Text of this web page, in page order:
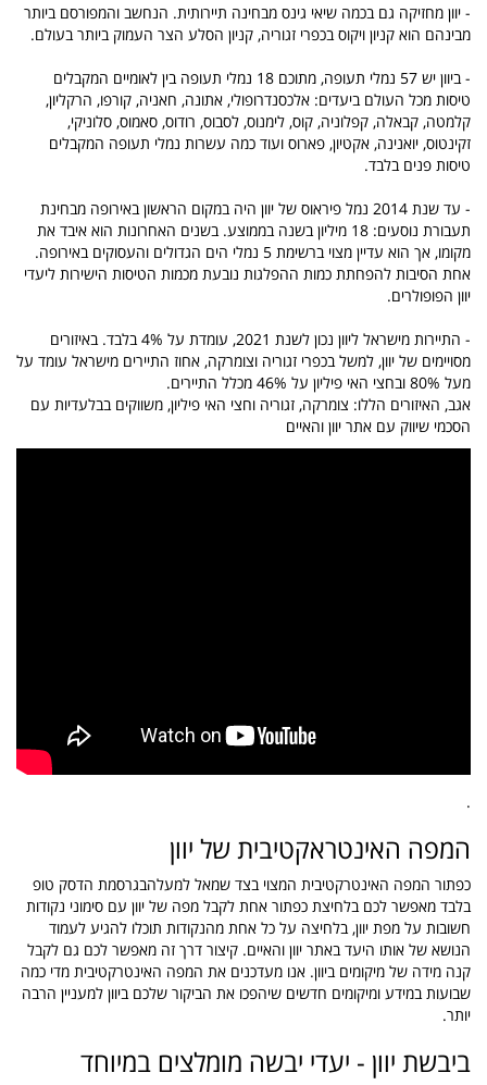
- יוון מחזיקה גם בכמה שיאי גינס מבחינה תיירותית. הנחשב והמפורסם ביותר
מבינהם הוא קניון ויקוס בכפרי זגוריה, קניון הסלע הצר העמוק ביותר בעולם.
- ביוון יש 57 נמלי תעופה, מתוכם 18 נמלי תעופה בין לאומיים המקבלים
טיסות מכל העולם ביעדים: אלכסנדרופולי, אתונה, חאניה, קורפו, הרקליון,
קלמטה, קבאלה, קפלוניה, קוס, לימנוס, לסבוס, רודוס, סאמוס, סלוניקי,
זקינטוס, יואנינה, אקטיון, פארוס ועוד כמה עשרות נמלי תעופה המקבלים
טיסות פנים בלבד.
- עד שנת 2014 נמל פיראוס של יוון היה במקום הראשון באירופה מבחינת
תעבורת נוסעים: 18 מיליון בשנה בממוצע. בשנים האחרונות הוא איבד את
מקומו, אך הוא עדיין מצוי ברשימת 5 נמלי הים הגדולים והעסוקים באירופה.
אחת הסיבות להפחתת כמות ההפלגות נובעת מכמות הטיסות הישירות ליעדי
יוון הפופולרים.
- התיירות מישראל ליוון נכון לשנת 2021, עומדת על 4% בלבד. באיזורים
מסויימים של יוון, למשל בכפרי זגוריה וצומרקה, אחוז התיירים מישראל עומד על
מעל 80% ובחצי האי פיליון על 46% מכלל התיירים.
אגב, האיזורים הללו: צומרקה, זגוריה וחצי האי פיליון, משווקים בבלעדיות עם
הסכמי שיווק עם אתר יוון והאיים
.
המפה האינטראקטיבית של יוון
כפתור המפה האינטרקטיבית המצוי בצד שמאל למעלהבגרסמת הדסק טופ
בלבד מאפשר לכם בלחיצת כפתור אחת לקבל מפה של יוון עם סימוני נקודות
חשובות על מפת יוון, בלחיצה על כל אחת מהנקודות תוכלו להגיע לעמוד
הנושא של אותו היעד באתר יוון והאיים. קיצור דרך זה מאפשר לכם גם לקבל
קנה מידה של מיקומים ביוון. אנו מעדכנים את המפה האינטרקטיבית מדי כמה
שבועות במידע ומיקומים חדשים שיהפכו את הביקור שלכם ביוון למעניין הרבה
יותר.
ביבשת יוון - יעדי יבשה מומלצים במיוחד